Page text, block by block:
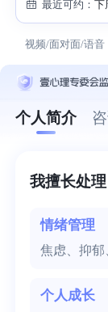
最近可约：下
视频/面对面/语音
个人简介
我擅长处理
情绪管理
焦虑、抑
个人成长